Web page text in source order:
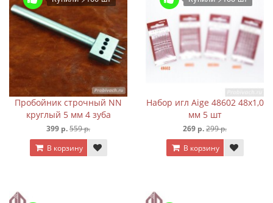
Пробойник строчный NN
круглый 5 мм 4 зуба
399 р.559 р.
В корзину
Набор игл Aige 48602 48х1,0
мм 5 шт
269 р.299 р.
В корзину